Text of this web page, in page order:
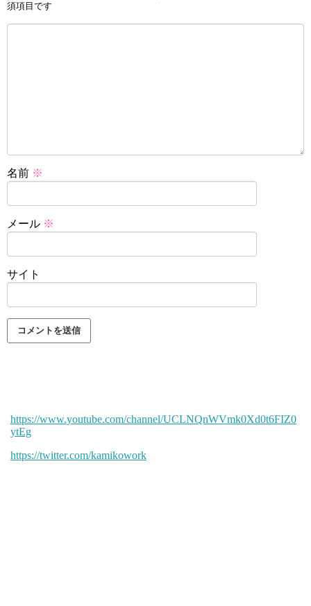
須項目です
名前 ※
メール ※
サイト
https://www.youtube.com/channel/UCLNQnWVmk0Xd0t6FIZ0
ytEg
https://twitter.com/kamikowork